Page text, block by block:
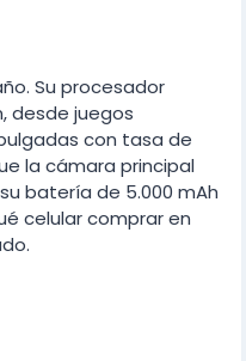
Su procesador
desde juegos
con tasa de
la cámara principal
batería de 5.000 mAh
celular comprar en